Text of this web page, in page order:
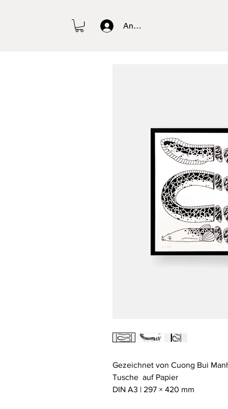
Anmelden
Gezeichnet von Cuong Bui
Tusche auf Papier
DIN A3 | 297 × 420 mm